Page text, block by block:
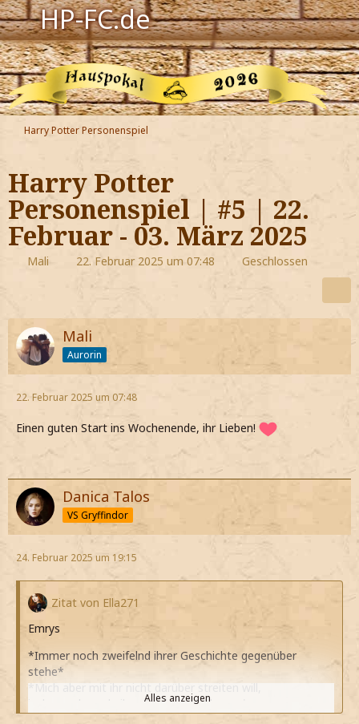
HP-FC.de
Navigation
Harry Potter
Der HP-FC
Hogwarts
Zauberwelt
Willkommen
Jetzt Fanclub-Mitglied werden!
Harry Potter Personenspiel
Harry Potter
Personenspiel | #5 | 22.
Februar - 03. März 2025
Mali 22. Februar 2025 um 07:48 Geschlossen
Mali
Aurorin
22. Februar 2025 um 07:48
Einen guten Start ins Wochenende, ihr Lieben!
Danica Talos
VS Gryffindor
24. Februar 2025 um 19:15
Zitat von Ella271
Emrys
*Immer noch zweifelnd ihrer Geschichte gegenüber
stehe*
*Mich aber mit ihr nicht darüber streiten will,
insbesondere, da ihre Brüder nicht kenne*
Alles anzeigen